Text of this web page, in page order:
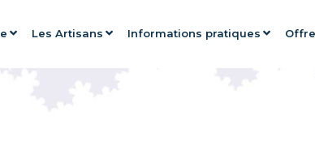
Les Artisans Informations pratiques